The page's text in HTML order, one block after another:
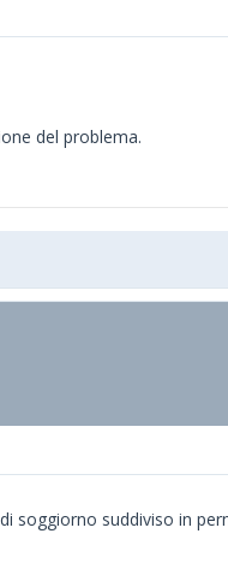
del problema.
soggiorno suddiviso in